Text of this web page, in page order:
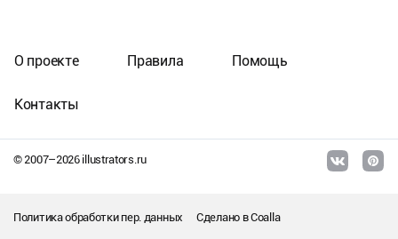
© 2007–2026illustrators.ru
О проекте Правила Помощь
Контакты
Политика обработки пер. данных Сделано вCoalla